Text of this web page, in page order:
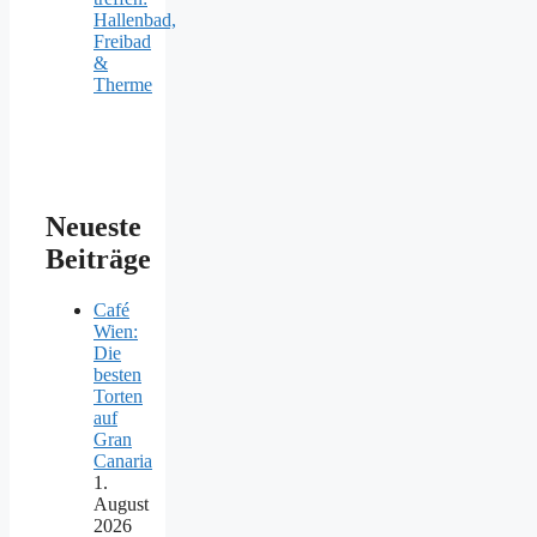
Hallenbad,
Freibad
&
Therme
Neueste
Beiträge
Café
Wien:
Die
besten
Torten
auf
Gran
Canaria
1.
August
2026